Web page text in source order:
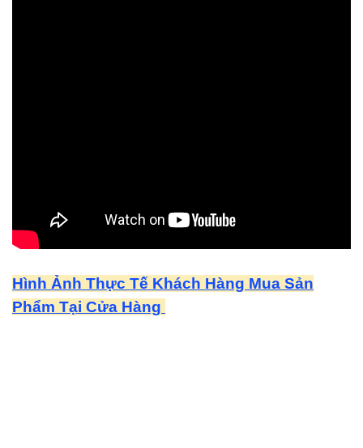
Hình Ảnh Thực Tế Khách Hàng Mua Sản
Phẩm Tại Cửa Hàng